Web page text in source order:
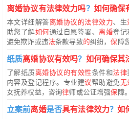
离婚协议有法律效力吗？ 如何确保
本文详细解答离婚协议的法律效力、生
助您了解如何通过自愿签署、 离婚登记
避免欺诈或违法条款导致的纠纷，保障
纸质离婚协议有效吗？ 如何确保其
了解纸质离婚协议的有效性条件和法律
内容及登记程序。专业建议帮助避免无
女抚养权益，咨询律师或公证增强保障。
立案前离婚是否具有法律效力？如